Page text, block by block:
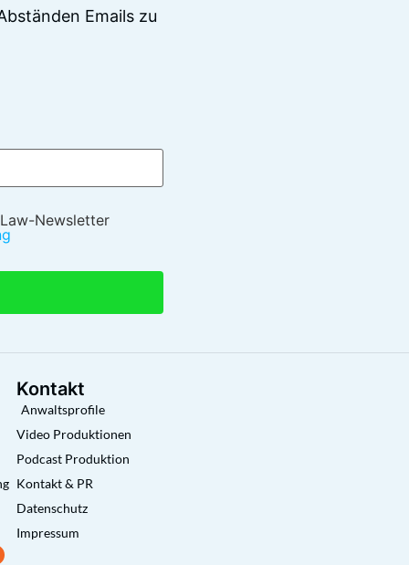
Emails zu
Newsletter
Kontakt
Anwaltsprofile
Video Produktionen
Podcast Produktion
Kontakt & PR
Datenschutz
Impressum